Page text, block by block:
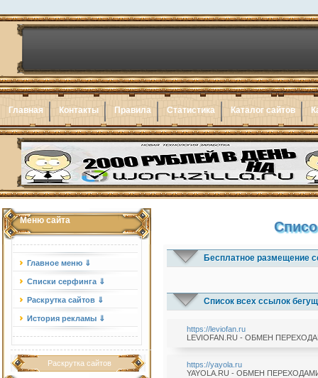
Главная Контакты Правила Статистика Каталог сайтов
Меню сайта
Главное меню ⇓
Списки серфинга ⇓
Раскрутка сайтов ⇓
История рекламы ⇓
Раскрутка сайтов
Бесплатное размещение
Список всех ссылок
https://leviofan.ru
LEVIOFAN.RU - ОБМЕН
https://yayola.ru
YAYOLA.RU - ОБМЕН